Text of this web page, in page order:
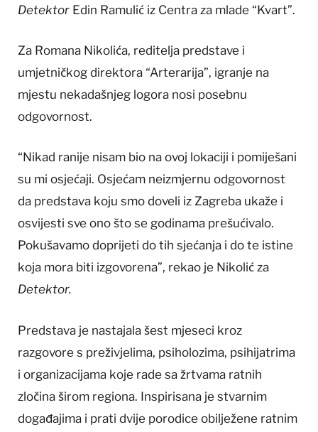
Detektor Edin Ramulić iz Centra za mlade “Kvart”.
Za Romana Nikolića, reditelja predstave i
umjetničkog direktora “Arterarija”, igranje na
mjestu nekadašnjeg logora nosi posebnu
odgovornost.
“Nikad ranije nisam bio na ovoj lokaciji i pomiješani
su mi osjećaji. Osjećam neizmjernu odgovornost
da predstava koju smo doveli iz Zagreba ukaže i
osvijesti sve ono što se godinama prešućivalo.
Pokušavamo doprijeti do tih sjećanja i do te istine
koja mora biti izgovorena”, rekao je Nikolić za
Detektor.
Predstava je nastajala šest mjeseci kroz
razgovore s preživjelima, psiholozima, psihijatrima
i organizacijama koje rade sa žrtvama ratnih
zločina širom regiona. Inspirisana je stvarnim
događajima i prati dvije porodice obilježene ratnim